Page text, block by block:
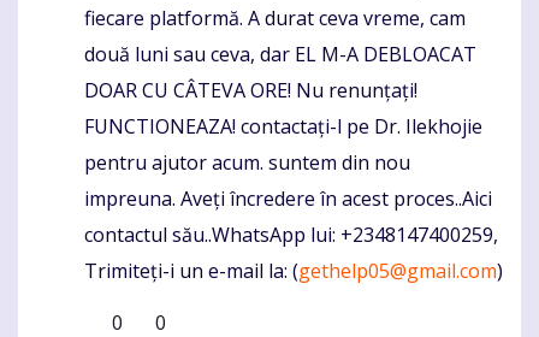
fiecare platformă. A durat ceva vreme, cam
două luni sau ceva, dar EL M-A DEBLOACAT
DOAR CU CÂTEVA ORE! Nu renunțați!
FUNCTIONEAZA! contactați-l pe Dr. Ilekhojie
pentru ajutor acum. suntem din nou
impreuna. Aveți încredere în acest proces..Aici
contactul său..WhatsApp lui: +2348147400259,
Trimiteți-i un e-mail la: (gethelp05@gmail.com)
0
0